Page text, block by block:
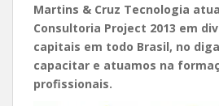
Martins & Cruz Tecnologia
Consultoria Project 2013 em
capitais em todo Brasil, no
capacitar e atuamos na
profissionais.